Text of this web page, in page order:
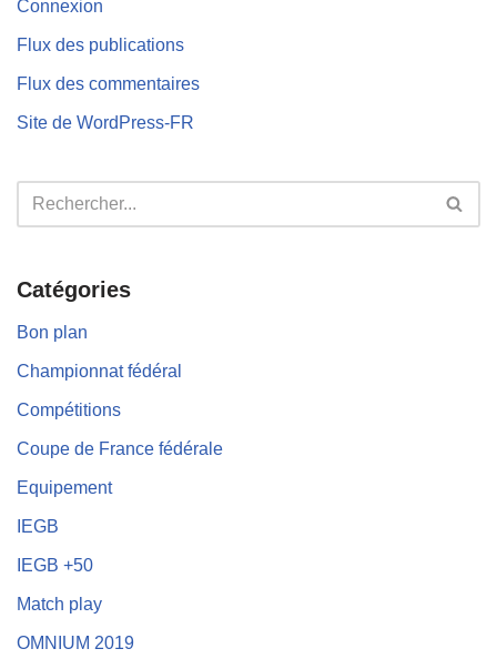
Connexion
Flux des publications
Flux des commentaires
Site de WordPress-FR
Catégories
Bon plan
Championnat fédéral
Compétitions
Coupe de France fédérale
Equipement
IEGB
IEGB +50
Match play
OMNIUM 2019